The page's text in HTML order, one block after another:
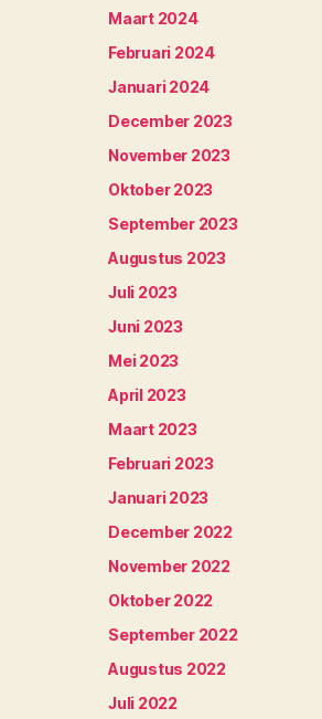
Maart 2024
Februari 2024
Januari 2024
December 2023
November 2023
Oktober 2023
September 2023
Augustus 2023
Juli 2023
Juni 2023
Mei 2023
April 2023
Maart 2023
Februari 2023
Januari 2023
December 2022
November 2022
Oktober 2022
September 2022
Augustus 2022
Juli 2022